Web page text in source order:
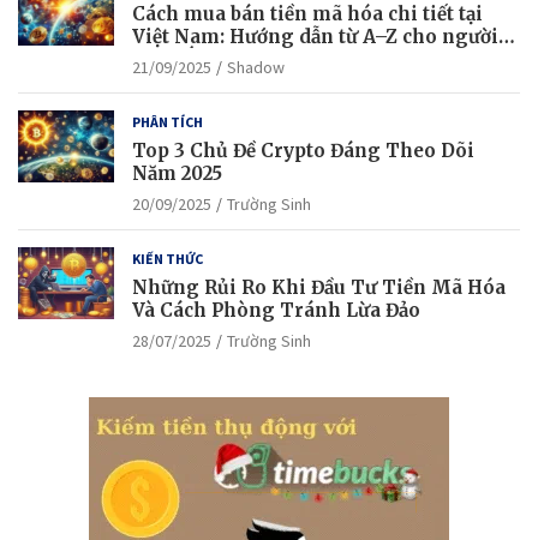
Cách mua bán tiền mã hóa chi tiết tại
Việt Nam: Hướng dẫn từ A–Z cho người
mới bắt đầu
21/09/2025 Shadow
PHÂN TÍCH
Top 3 Chủ Đề Crypto Đáng Theo Dõi
Năm 2025
20/09/2025 Trường Sinh
KIẾN THỨC
Những Rủi Ro Khi Đầu Tư Tiền Mã Hóa
Và Cách Phòng Tránh Lừa Đảo
28/07/2025 Trường Sinh